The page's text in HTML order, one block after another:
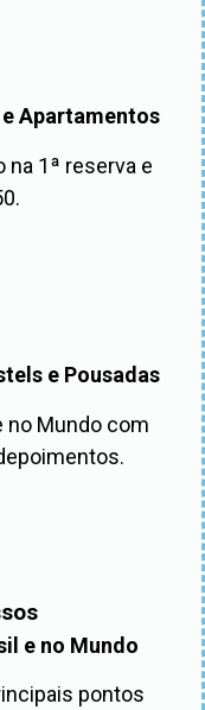
Apartamentos
na 1ª reserva e
e Pousadas
no Mundo com
e no Mundo
pontos